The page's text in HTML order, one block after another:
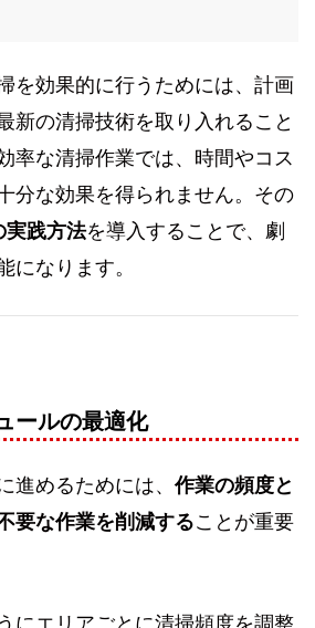
を効果的に行うためには、計画
新の清掃技術を取り入れること
率な清掃作業では、時間やコス
分な効果を得られません。その
実践方法を導入することで、劇
になります。
ールの最適化
進めるためには、作業の頻度と
要な作業を削減することが重要